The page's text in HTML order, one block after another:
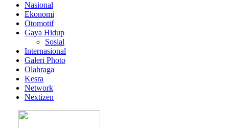
Nasional
Ekonomi
Otomotif
Gaya Hidup
Sosial
Internasional
Galeri Photo
Olahraga
Kesra
Network
Nextizen